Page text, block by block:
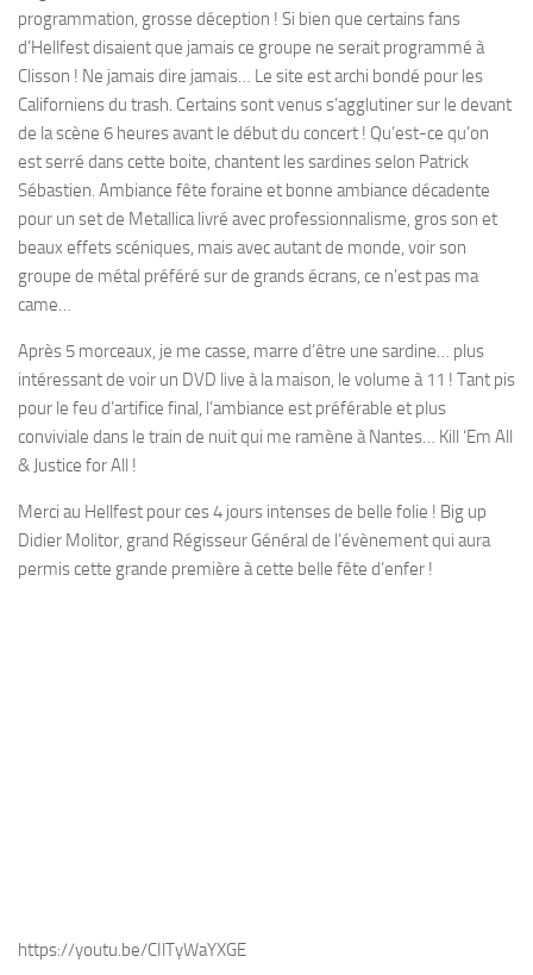
programmation, grosse déception ! Si bien que certains fans
d’Hellfest disaient que jamais ce groupe ne serait programmé à
Clisson ! Ne jamais dire jamais… Le site est archi bondé pour les
Californiens du trash. Certains sont venus s’agglutiner sur le devant
de la scène 6 heures avant le début du concert ! Qu’est-ce qu’on
est serré dans cette boite, chantent les sardines selon Patrick
Sébastien. Ambiance fête foraine et bonne ambiance décadente
pour un set de Metallica livré avec professionnalisme, gros son et
beaux effets scéniques, mais avec autant de monde, voir son
groupe de métal préféré sur de grands écrans, ce n’est pas ma
came…
Après 5 morceaux, je me casse, marre d’être une sardine… plus
intéressant de voir un DVD live à la maison, le volume à 11 ! Tant pis
pour le feu d’artifice final, l’ambiance est préférable et plus
conviviale dans le train de nuit qui me ramène à Nantes… Kill ‘Em All
& Justice for All !
Merci au Hellfest pour ces 4 jours intenses de belle folie ! Big up
Didier Molitor, grand Régisseur Général de l’évènement qui aura
permis cette grande première à cette belle fête d’enfer !
https://youtu.be/CIlTyWaYXGE